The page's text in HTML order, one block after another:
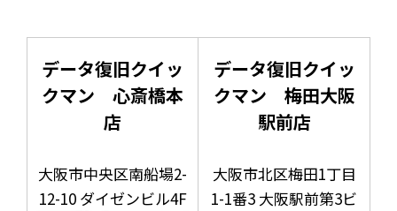
データ復旧クイッ
クマン 心斎橋本
店
大阪市中央区南船場2-
12-10 ダイゼンビル4F
データ復旧クイッ
クマン 梅田大阪
駅前店
大阪市北区梅田1丁目
1-1番3 大阪駅前第3ビ